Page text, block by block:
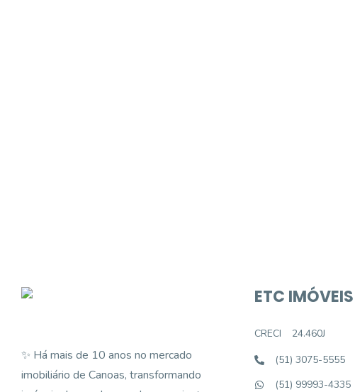
✨ Há mais de 10 anos no mercado
imobiliário de Canoas, transformando
ETC IMÓVEIS
CRECI
24.460J
(51) 3075-5555
(51) 99993-4335